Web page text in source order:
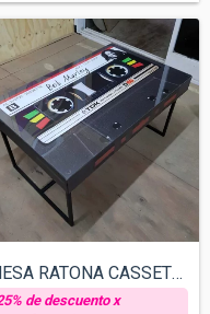
MESA RATONA CASSETTE - BOB MARLEY